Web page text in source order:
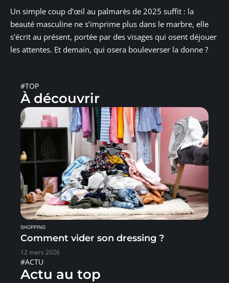
Un simple coup d’œil au palmarès de 2025 suffit : la
beauté masculine ne s’imprime plus dans le marbre, elle
s’écrit au présent, portée par des visages qui osent déjouer
les attentes. Et demain, qui osera bouleverser la donne ?
#TOP
À découvrir
SHOPPING
Comment vider son dressing ?
12 mars 2026
#ACTU
Actu au top